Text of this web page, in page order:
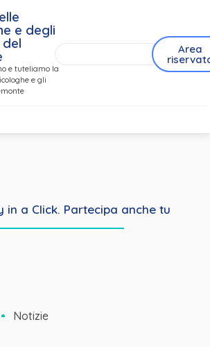
e degli
e tuteliamo la
e gli
Area
in a Click. Partecipa anche tu
Notizie